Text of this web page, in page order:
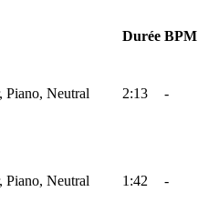
Durée BPM
Piano, Neutral 2:13 -
Piano, Neutral 1:42 -